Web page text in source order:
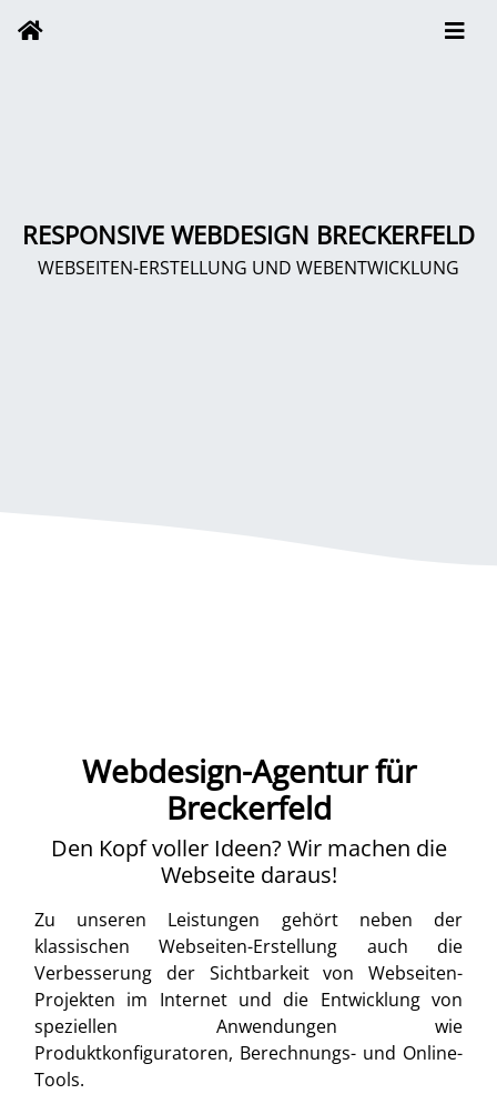
RESPONSIVE WEBDESIGN BRECKERFELD
WEBSEITEN-ERSTELLUNG UND WEBENTWICKLUNG
Webdesign-Agentur für
Breckerfeld
Den Kopf voller Ideen? Wir machen die
Webseite daraus!
Zu unseren Leistungen gehört neben der
klassischen Webseiten-Erstellung auch die
Verbesserung der Sichtbarkeit von Webseiten-
Projekten im Internet und die Entwicklung von
speziellen Anwendungen wie
Produktkonfiguratoren, Berechnungs- und Online-
Tools.